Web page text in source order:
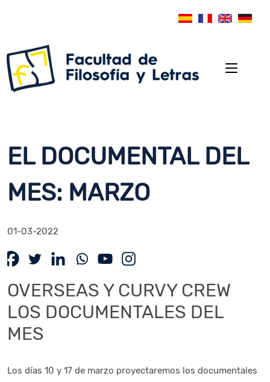
EL DOCUMENTAL DEL
MES: MARZO
01-03-2022
OVERSEAS Y CURVY CREW
LOS DOCUMENTALES DEL
MES
Los días 10 y 17 de marzo proyectaremos los documentales